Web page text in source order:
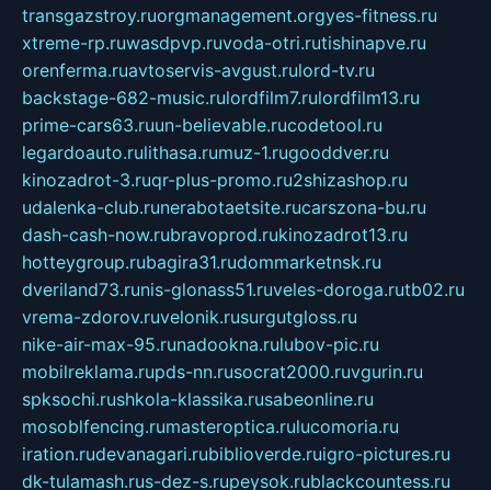
transgazstroy.ruorgmanagement.orgyes-fitness.ru
xtreme-rp.ruwasdpvp.ruvoda-otri.rutishinapve.ru
orenferma.ruavtoservis-avgust.rulord-tv.ru
backstage-682-music.rulordfilm7.rulordfilm13.ru
prime-cars63.ruun-believable.rucodetool.ru
legardoauto.rulithasa.rumuz-1.rugooddver.ru
kinozadrot-3.ruqr-plus-promo.ru2shizashop.ru
udalenka-club.runerabotaetsite.rucarszona-bu.ru
dash-cash-now.rubravoprod.rukinozadrot13.ru
hotteygroup.rubagira31.rudommarketnsk.ru
dveriland73.runis-glonass51.ruveles-doroga.rutb02.ru
vrema-zdorov.ruvelonik.rusurgutgloss.ru
nike-air-max-95.runadookna.rulubov-pic.ru
mobilreklama.rupds-nn.rusocrat2000.ruvgurin.ru
spksochi.rushkola-klassika.rusabeonline.ru
mosoblfencing.rumasteroptica.rulucomoria.ru
iration.rudevanagari.rubiblioverde.ruigro-pictures.ru
dk-tulamash.rus-dez-s.rupeysok.rublackcountess.ru